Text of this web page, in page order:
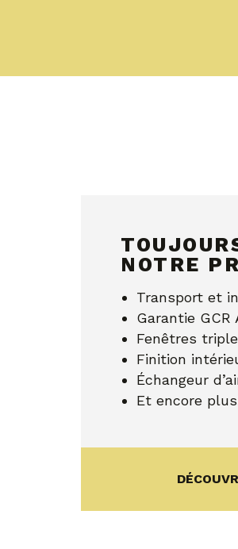
NOTRE
Transport et
Garantie GCR
Fenêtres
Finition
Échangeur
Et encore